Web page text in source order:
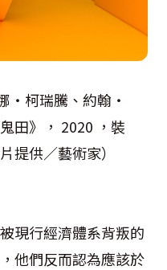
柯瑞騰、約翰・
田》， 2020 ，裝
提供／藝術家）
現行經濟體系背叛的
他們反而認為應該於